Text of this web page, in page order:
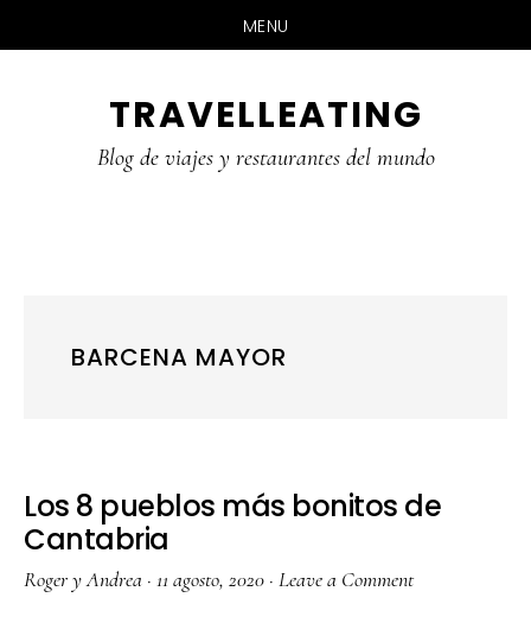
MENU
TRAVELLEATING
Blog de viajes y restaurantes del mundo
BARCENA MAYOR
Los 8 pueblos más bonitos de
Cantabria
Roger y Andrea · 11 agosto, 2020 · Leave a Comment